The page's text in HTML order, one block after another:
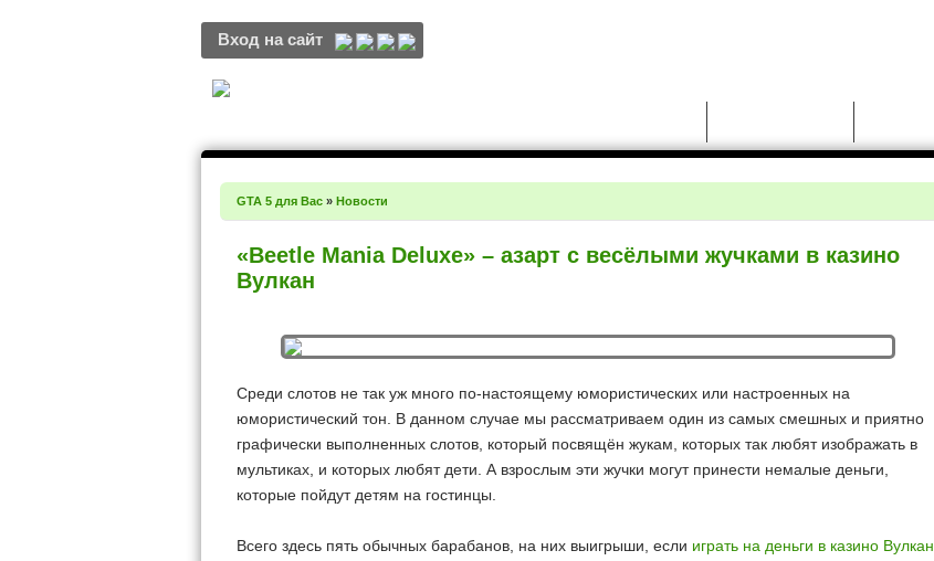
Вход на сайт
GTA 5 для Вас » Новости
«Beetle Mania Deluxe» – азарт с весёлыми жучками в казино
Вулкан
Среди слотов не так уж много по-настоящему юмористических или настроенных на
юмористический тон. В данном случае мы рассматриваем один из самых смешных и приятно
графически выполненных слотов, который посвящён жукам, которых так любят изображать в
мультиках, и которых любят дети. А взрослым эти жучки могут принести немалые деньги,
которые пойдут детям на гостинцы.
Всего здесь пять обычных барабанов, на них выигрыши, если играть на деньги в казино Вулкан